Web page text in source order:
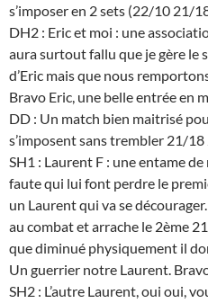
s’imposer en 2 sets (22/10 21/
DH2 : Eric et moi : une
aura surtout fallu que je gère le
d’Eric mais que nous
Bravo Eric, une belle entrée en
DD : Un match bien maitrisé
s’imposent sans trembler 21/18
SH1 : Laurent F : une entame
faute qui lui font perdre le
un Laurent qui va se
au combat et arrache le 2ème
que diminué physiquement il
Un guerrier notre Laurent.
SH2 : L’autre Laurent, oui oui,